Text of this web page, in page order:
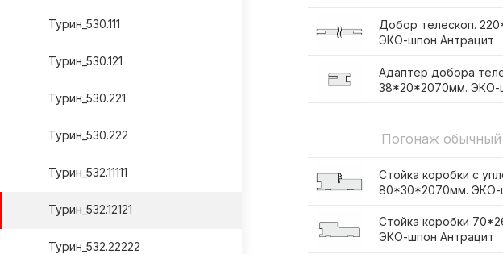
Турин_530.111
Турин_530.121
Турин_530.221
Турин_530.222
Турин_532.11111
Турин_532.12121
Турин_532.22222
Добор телескоп.
ЭКО-шпон Антрацит
Адаптер добора
38*20*2070мм. ЭКО-
Погонаж обычный
Стойка коробки с
80*30*2070мм. ЭКО-
Стойка коробки
ЭКО-шпон Антрацит